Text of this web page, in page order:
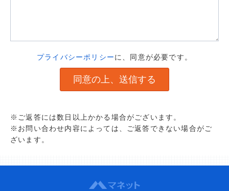
プライバシーポリシーに、同意が必要です。
※ご返答には数日以上かかる場合がございます。
※お問い合わせ内容によっては、ご返答できない場合がご
ざいます。